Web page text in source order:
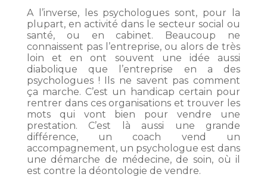
A l’inverse, les psychologues sont, pour la
plupart, en activité dans le secteur social ou
santé, ou en cabinet. Beaucoup ne
connaissent pas l’entreprise, ou alors de très
loin et en ont souvent une idée aussi
diabolique que l’entreprise en a des
psychologues ! Ils ne savent pas comment
ça marche. C’est un handicap certain pour
rentrer dans ces organisations et trouver les
mots qui vont bien pour vendre une
prestation. C’est là aussi une grande
différence, un coach vend un
accompagnement, un psychologue est dans
une démarche de médecine, de soin, où il
est contre la déontologie de vendre.